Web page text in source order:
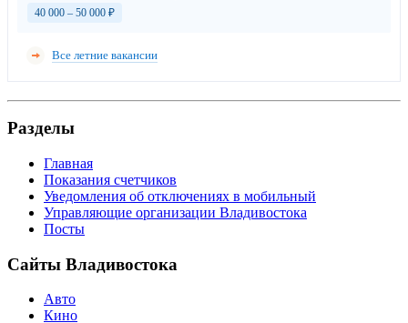
40 000 – 50 000 ₽
Все летние вакансии
Разделы
Главная
Показания счетчиков
Уведомления об отключениях в мобильный
Управляющие организации Владивостока
Посты
Сайты Владивостока
Авто
Кино